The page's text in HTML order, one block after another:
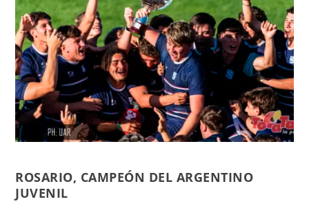
ROSARIO, CAMPEÓN DEL ARGENTINO
JUVENIL